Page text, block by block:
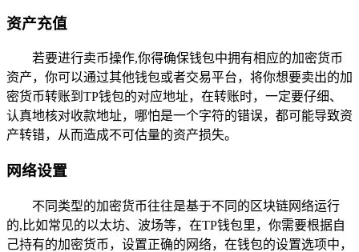
资产充值
若要进行卖币操作,你得确保钱包中拥有相应的加密货币
资产，你可以通过其他钱包或者交易平台，将你想要卖出的加
密货币转账到TP钱包的对应地址，在转账时，一定要仔细、
认真地核对收款地址，哪怕是一个字符的错误，都可能导致资
产转错，从而造成不可估量的资产损失。
网络设置
不同类型的加密货币往往是基于不同的区块链网络运行
的,比如常见的以太坊、波场等，在TP钱包里，你需要根据自
己持有的加密货币，设置正确的网络，在钱包的设置选项中，